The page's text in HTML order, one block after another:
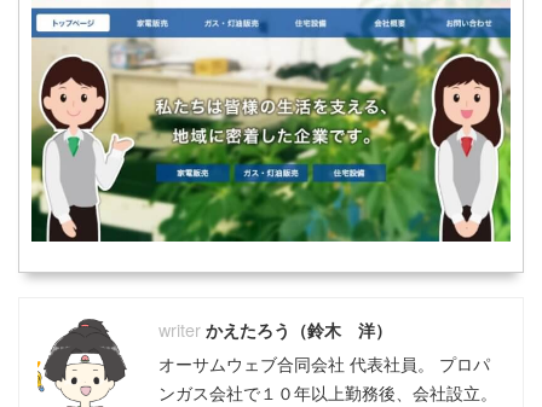
かえたろう（鈴木 洋）
オーサムウェブ合同会社 代表社員。 プロパ
ンガス会社で１０年以上勤務後、会社設立。